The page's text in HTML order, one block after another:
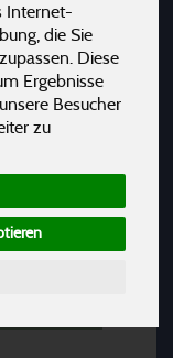
Internet-
die Sie
Diese
Ergebnisse
Besucher
zu